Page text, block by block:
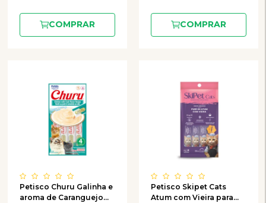
COMPRAR COMPRAR
Petisco Churu Galinha e
aroma de Caranguejo
Petisco Skipet Cats
Atum com Vieira para